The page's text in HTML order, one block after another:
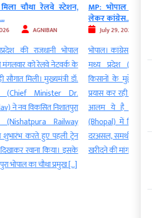
MP: भोपाल में किसान आंदोलन को
July 29, 2026 AGNIBAN
भोपाल। कांग्रेस पार्टी (Congress Party)
मध्य प्रदेश (Madhya Pradesh) में
किसानों के मुद्दे पर सरकार को घेरने का
प्रयास कर रही है। किसानों के आक्रोश का
आलम ये है कि देर रात तक भोपाल
(Bhopal) में किसान सड़कों पर बैठे रहे।
दरअसल, समर्थन मूल्य पर मूंग की पूरी उपज
खरीदने की मांग को लेकर भोपाल […]
आठ